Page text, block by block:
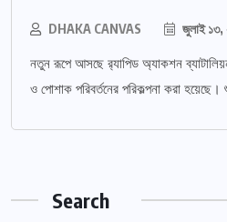
DHAKA CANVAS জুলাই ১৩,
নতুন রূপে আসছে র‌্যাপিড অ্যাকশন
ও পোশাক পরিবর্তনের পরিকল্পনা করা
Search